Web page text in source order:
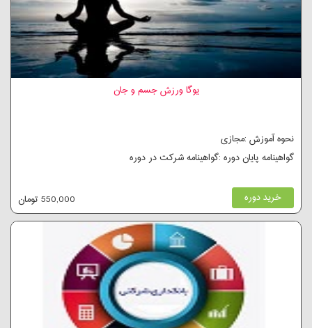
یوگا ورزش جسم و جان
نحوه آموزش :مجازی
گواهینامه پایان دوره :گواهینامه شرکت در دوره
خرید دوره 550,000 تومان